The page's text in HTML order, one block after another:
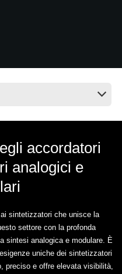
accordatori
analogici e
sintetizzatori che unisce la
settore con la profonda
sintesi analogica e modulare. È
uniche dei sintetizzatori
preciso e offre elevata visibilità,